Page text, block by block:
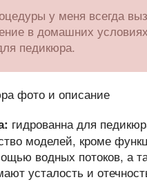
у меня всегда
в домашних
педикюра.
гидрованна для
моделей, кроме
водных потоков, а
усталость и